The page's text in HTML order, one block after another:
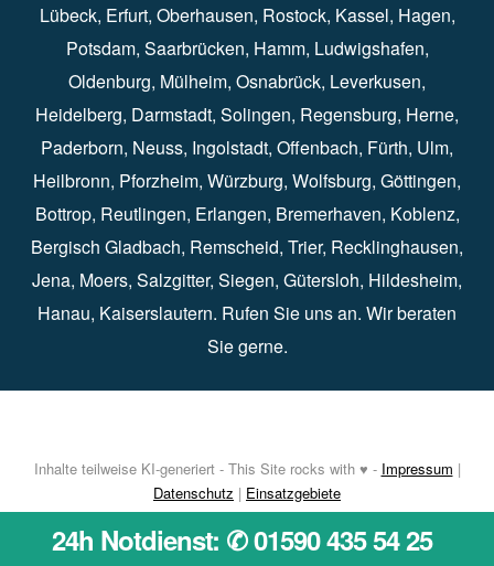
Lübeck⁠, Erfurt⁠, Oberhausen⁠⁠, Rostock⁠⁠, Kassel⁠⁠, Hagen⁠,
Potsdam⁠, Saarbrücken⁠⁠, Hamm⁠, Ludwigshafen⁠,
Oldenburg⁠, Mülheim⁠, Osnabrück⁠⁠, Leverkusen⁠,
Heidelberg⁠, Darmstadt⁠⁠, Solingen⁠, Regensburg⁠, Herne⁠⁠,
Paderborn⁠, Neuss⁠, Ingolstadt⁠, Offenbach, Fürth⁠⁠, Ulm⁠⁠,
Heilbronn⁠, Pforzheim⁠, Würzburg⁠, Wolfsburg⁠⁠, Göttingen⁠,
Bottrop⁠, Reutlingen⁠, Erlangen⁠⁠, Bremerhaven⁠, Koblenz⁠,
Bergisch Gladbach⁠, Remscheid⁠⁠, Trier⁠⁠, Recklinghausen⁠,
Jena⁠⁠, Moers⁠⁠, Salzgitter⁠⁠, Siegen⁠⁠, Gütersloh⁠, Hildesheim⁠⁠,
Hanau⁠, Kaiserslautern⁠⁠. Rufen Sie uns an. Wir beraten
Sie gerne.
Inhalte teilweise KI-generiert - This Site rocks with ♥ - Impressum |
Datenschutz | Einsatzgebiete
24h Notdienst: ✆ 01590 435 54 25